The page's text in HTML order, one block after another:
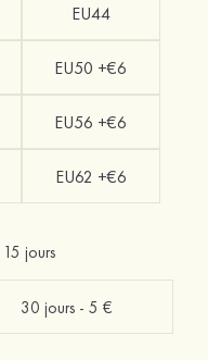
EU44
EU50 +€6
EU56 +€6
EU62 +€6
15 jours
30 jours - 5 €